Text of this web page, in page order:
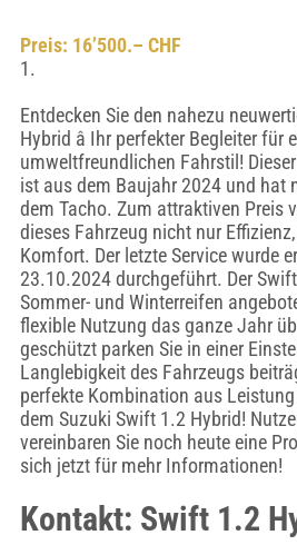
Preis: 16’500.– CHF
1.
Entdecken Sie den nahezu
Hybrid â Ihr perfekter Begleiter für
umweltfreundlichen Fahrstil!
ist aus dem Baujahr 2024 und hat
dem Tacho. Zum attraktiven Preis
dieses Fahrzeug nicht nur
Komfort. Der letzte Service wurde
23.10.2024 durchgeführt. Der
Sommer- und Winterreifen
flexible Nutzung das ganze Jahr
geschützt parken Sie in einer
Langlebigkeit des Fahrzeugs
perfekte Kombination aus
dem Suzuki Swift 1.2 Hybrid!
vereinbaren Sie noch heute eine
sich jetzt für mehr Informationen!
Kontakt: Swift 1.2